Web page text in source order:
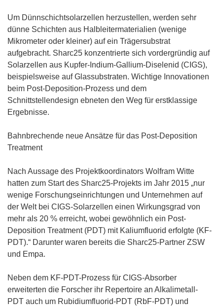
f
n
e
t
i
n
n
e
m
n
s
t
e
r
)
Um Dünnschichtsolarzellen herzustellen, werden sehr
dünne Schichten aus Halbleitermaterialien (wenige
Mikrometer oder kleiner) auf ein Trägersubstrat
aufgebracht. Sharc25 konzentrierte sich vordergründig auf
Solarzellen aus Kupfer-Indium-Gallium-Diselenid (CIGS),
beispielsweise auf Glassubstraten. Wichtige Innovationen
beim Post-Deposition-Prozess und dem
Schnittstellendesign ebneten den Weg für erstklassige
Ergebnisse.
Bahnbrechende neue Ansätze für das Post-Deposition
Treatment
Nach Aussage des Projektkoordinators Wolfram Witte
hatten zum Start des Sharc25-Projekts im Jahr 2015 „nur
wenige Forschungseinrichtungen und Unternehmen auf
der Welt bei CIGS-Solarzellen einen Wirkungsgrad von
mehr als 20 % erreicht, wobei gewöhnlich ein Post-
Deposition Treatment (PDT) mit Kaliumfluorid erfolgte (KF-
PDT).“ Darunter waren bereits die Sharc25-Partner ZSW
und Empa.
Neben dem KF-PDT-Prozess für CIGS-Absorber
erweiterten die Forscher ihr Repertoire an Alkalimetall-
PDT auch um Rubidiumfluorid-PDT (RbF-PDT) und